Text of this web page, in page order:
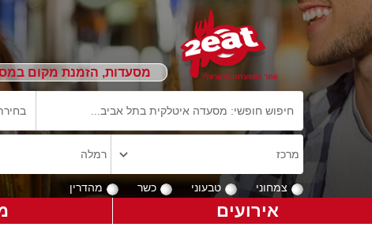
מסעדות, הזמנת מקום
צמחוני טבעוני כשר מהדרין
אירועים